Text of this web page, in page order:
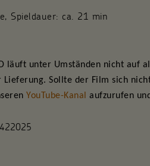
Spieldauer: ca. 21 min
läuft unter Umständen nicht auf
Lieferung. Sollte der Film sich
YouTube-Kanal aufzurufen
422025